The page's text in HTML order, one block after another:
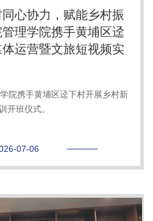
同心协力，赋能乡村振
理学院携手黄埔区迳
运营暨文旅短视频实
院携手黄埔区迳下村开展乡村新
开班仪式。
07-06